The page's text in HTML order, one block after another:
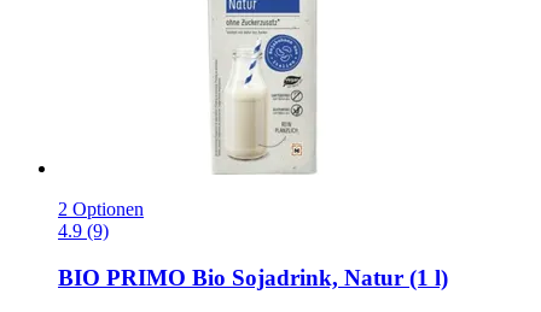
2 Optionen
4.9 (9)
BIO PRIMO Bio Sojadrink, Natur (1 l)